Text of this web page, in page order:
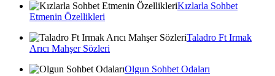
Kızlarla Sohbet
Etmenin Özellikleri
Taladro Ft Irmak
Arıcı Mahşer Sözleri
Olgun Sohbet Odaları